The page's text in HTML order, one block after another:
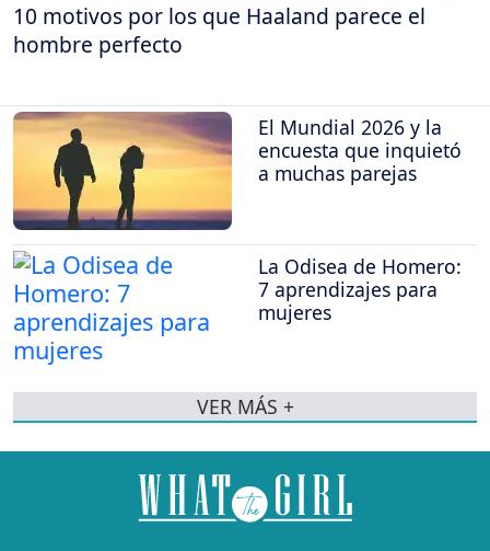
10 motivos por los que Haaland parece el
hombre perfecto
El Mundial 2026 y la
encuesta que inquietó
a muchas parejas
La Odisea de Homero:
7 aprendizajes para
mujeres
VER MÁS +